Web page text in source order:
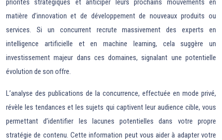
priorités stratégiques et anticiper leurs prochains mouvements en
matière d’innovation et de développement de nouveaux produits ou
services. Si un concurrent recrute massivement des experts en
intelligence artificielle et en machine learning, cela suggère un
investissement majeur dans ces domaines, signalant une potentielle
évolution de son offre.
L’analyse des publications de la concurrence, effectuée en mode privé,
révèle les tendances et les sujets qui captivent leur audience cible, vous
permettant d’identifier les lacunes potentielles dans votre propre
stratégie de contenu. Cette information peut vous aider à adapter votre